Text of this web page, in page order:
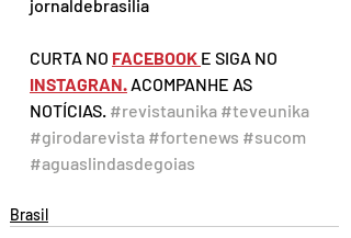
jornaldebrasilia
CURTA NO FACEBOOK E SIGA NO
INSTAGRAN. ACOMPANHE AS
NOTÍCIAS. #revistaunika #teveunika
#girodarevista #fortenews #sucom
#aguaslindasdegoias
Brasil